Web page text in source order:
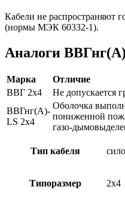
Кабели не распространяют
(нормы МЭК 60332-1).
Аналоги
Марка
Отличие
ВВГ 2х4
Не допускается
ВВГнг(А)-
LS 2х4
Оболочка
пониженной
газо-
Тип кабеля
Типоразмер 2х4